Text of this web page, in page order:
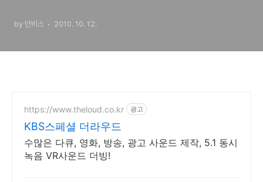
by 단비스 2010. 10. 12.
https://www.theloud.co.kr 광고
KBS스페셜 더라우드
수많은 다큐, 영화, 방송, 광고 사운드 제작, 5.1 동시
녹음 VR사운드 더빙!